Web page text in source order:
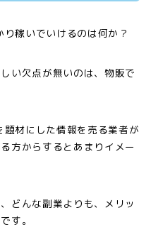
稼いでいけるのは何か？
い欠点が無いのは、物販で
材にした情報を売る業者が
方からするとあまりイメー
どんな副業よりも、メリッ
す。